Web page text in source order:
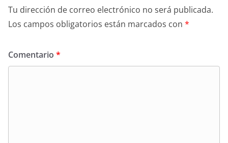
Tu dirección de correo electrónico no será publicada.
Los campos obligatorios están marcados con *
Comentario *